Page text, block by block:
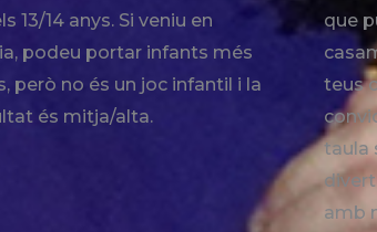
13/14 anys. Si veniu en
podeu portar infants més
però no és un joc infantil i la
és mitja/alta.
que
teus
taula
amb